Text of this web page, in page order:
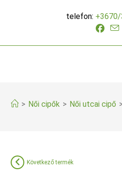
telefon:
> Női cipők > Női utcai cipő
Következő termék